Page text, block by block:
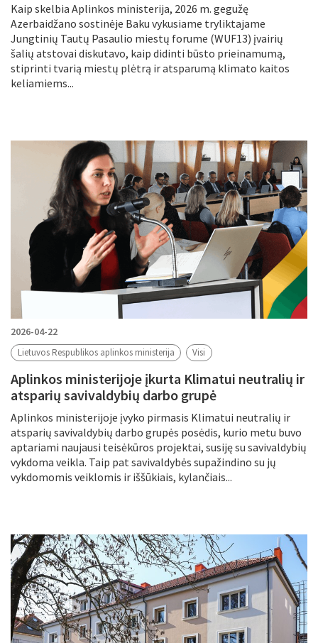
Kaip skelbia Aplinkos ministerija, 2026 m. gegužę
Azerbaidžano sostinėje Baku vykusiame tryliktajame
Jungtinių Tautų Pasaulio miestų forume (WUF13) įvairių
šalių atstovai diskutavo, kaip didinti būsto prieinamumą,
stiprinti tvarią miestų plėtrą ir atsparumą klimato kaitos
keliamiems...
2026-04-22
Lietuvos Respublikos aplinkos ministerija Visi
Aplinkos ministerijoje įkurta Klimatui neutralių ir
atsparių savivaldybių darbo grupė
Aplinkos ministerijoje įvyko pirmasis Klimatui neutralių ir
atsparių savivaldybių darbo grupės posėdis, kurio metu buvo
aptariami naujausi teisėkūros projektai, susiję su savivaldybių
vykdoma veikla. Taip pat savivaldybės supažindino su jų
vykdomomis veiklomis ir iššūkiais, kylančiais...